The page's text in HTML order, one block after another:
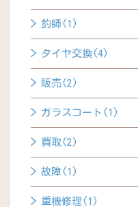
釣師(1)
タイヤ交換(4)
販売(2)
ガラスコート(1)
買取(2)
故障(1)
重機修理(1)